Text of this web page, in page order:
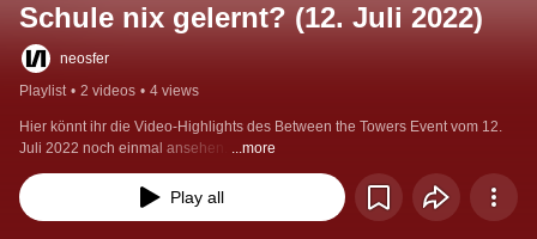
Schule nix gelernt? (12. Juli 2022)
neosfer
Playlist • 2 videos • 4 views
Hier könnt ihr die Video-Highlights des Between the Towers Event vom 12.
Juli 2022 noch einmal ansehen. ...more
Play all